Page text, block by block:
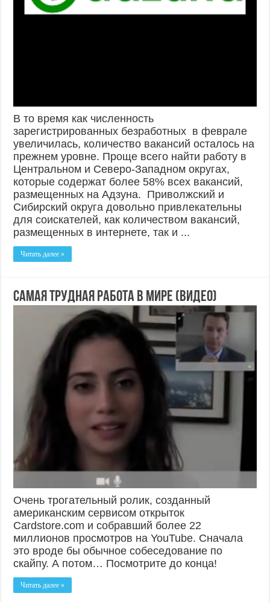
В то время как численность
зарегистрированных безработных в феврале
увеличилась, количество вакансий осталось на
прежнем уровне. Проще всего найти работу в
Центральном и Северо-Западном округах,
которые содержат более 58% всех вакансий,
размещенных на Адзуна. Приволжский и
Сибирский округа довольно привлекательны
для соискателей, как количеством вакансий,
размещенных в интернете, так и ...
Читать далее »
Самая трудная работа в мире (ВИДЕО)
Очень трогательный ролик, созданный
американским сервисом открыток
Cardstore.com и собравший более 22
миллионов просмотров на YouTube. Сначала
это вроде бы обычное собеседование по
скайпу. А потом… Посмотрите до конца!
Читать далее »